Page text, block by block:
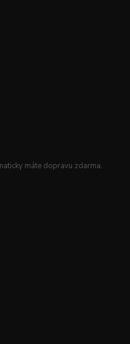
máte dopravu zdarma.